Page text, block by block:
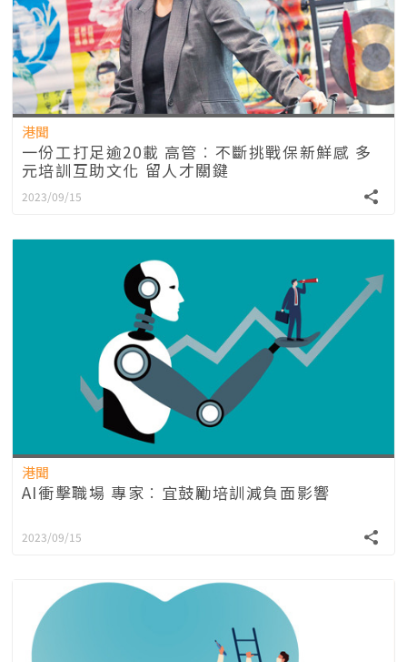
港聞
一份工打足逾20載 高管︰不斷挑戰保新鮮感 多
元培訓互助文化 留人才關鍵
2023/09/15
港聞
AI衝擊職場 專家︰宜鼓勵培訓減負面影響
2023/09/15